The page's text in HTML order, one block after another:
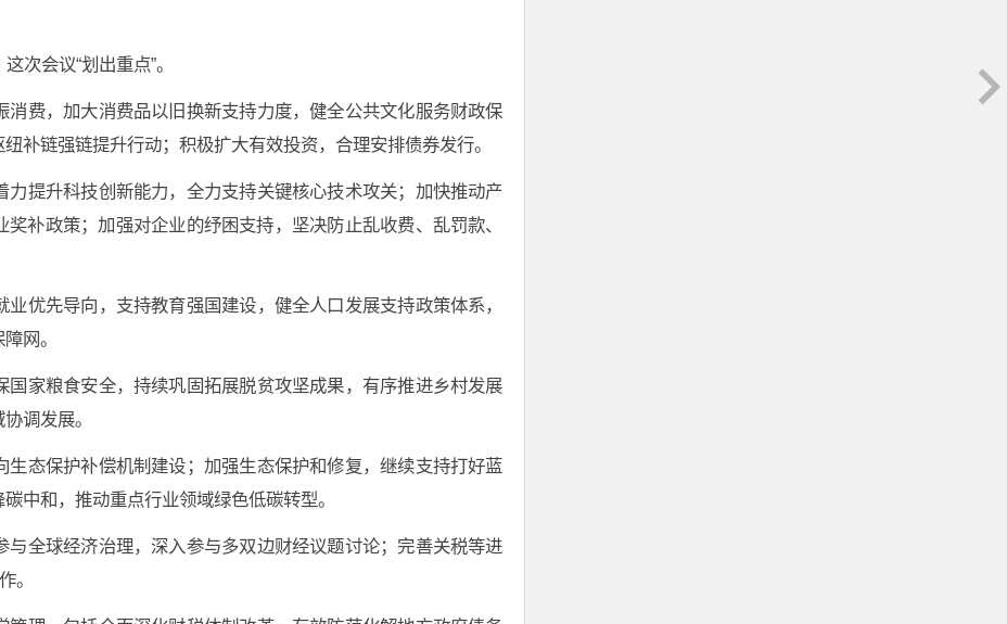
次会议“划出重点”。
消费，加大消费品以旧换新支持力度，健全公共文化服务财政保
补链强链提升行动；积极扩大有效投资，合理安排债券发行。
力提升科技创新能力，全力支持关键核心技术攻关；加快推动产
补政策；加强对企业的纾困支持，坚决防止乱收费、乱罚款、
优先导向，支持教育强国建设，健全人口发展支持政策体系，
网。
国家粮食安全，持续巩固拓展脱贫攻坚成果，有序推进乡村发展
调发展。
生态保护补偿机制建设；加强生态保护和修复，继续支持打好蓝
中和，推动重点行业领域绿色低碳转型。
与全球经济治理，深入参与多双边财经议题讨论；完善关税等进
。